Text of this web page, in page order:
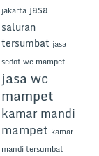
jakarta jasa
saluran
tersumbat jasa
sedot wc mampet
jasa wc
mampet
kamar mandi
mampet kamar
mandi tersumbat